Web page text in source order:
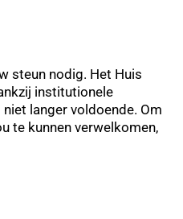
steun nodig. Het Huis
institutionele
langer voldoende. Om
te kunnen verwelkomen,